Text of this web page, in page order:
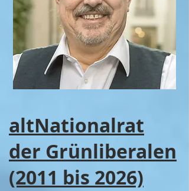
altNationalrat
der Grünliberalen
(2011 bis 2026)